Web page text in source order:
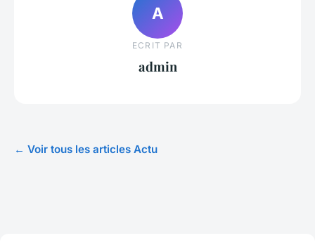
A
ECRIT PAR
admin
← Voir tous les articles Actu